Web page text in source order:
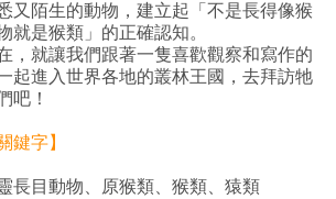
又陌生的動物，建立起「不是長得像猴
就是猴類」的正確認知。
就讓我們跟著一隻喜歡觀察和寫作的
起進入世界各地的叢林王國，去拜訪牠
吧！
鍵字】
長目動物、原猴類、猴類、猿類